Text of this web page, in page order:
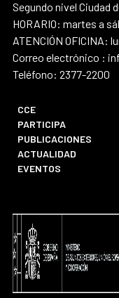
Segundo nivel Ciudad
HORARIO: martes a
ATENCIÓN OFICINA:
Correo electrónico :
Teléfono: 2377-2200
CCE
PARTICIPA
PUBLICACIONES
ACTUALIDAD
EVENTOS